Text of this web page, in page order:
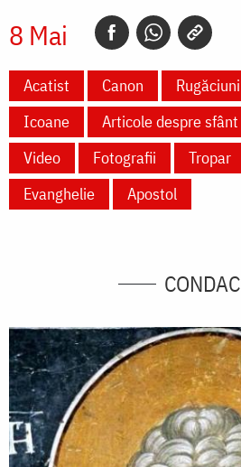
8 Mai
Acatist Canon Rugăciuni
Icoane
Articole despre sfânt
Video
Fotografii Tropar
Evanghelie
Apostol
CONDAC